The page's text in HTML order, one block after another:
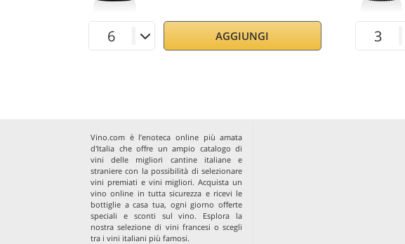
AGGIUNGI
Vino.com è l’enoteca online più amata
d'Italia che offre un ampio catalogo di
vini delle migliori cantine italiane e
straniere con la possibilità di selezionare
vini premiati e vini migliori. Acquista un
vino online in tutta sicurezza e ricevi le
bottiglie a casa tua, ogni giorno offerte
speciali e sconti sul vino. Esplora la
nostra selezione di vini francesi o scegli
tra i vini italiani più famosi.